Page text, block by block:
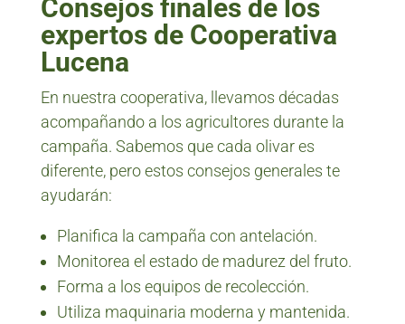
Consejos finales de los
expertos de Cooperativa
Lucena
En nuestra cooperativa, llevamos décadas
acompañando a los agricultores durante la
campaña. Sabemos que cada olivar es
diferente, pero estos consejos generales te
ayudarán:
Planifica la campaña con antelación.
Monitorea el estado de madurez del fruto.
Forma a los equipos de recolección.
Utiliza maquinaria moderna y mantenida.